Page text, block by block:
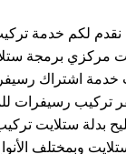
نقدم لكم خدمة
مركزي برمجة
اشتراك رسيفر
تركيب رسيفرات
بدلة ستلايت
وبمختلف